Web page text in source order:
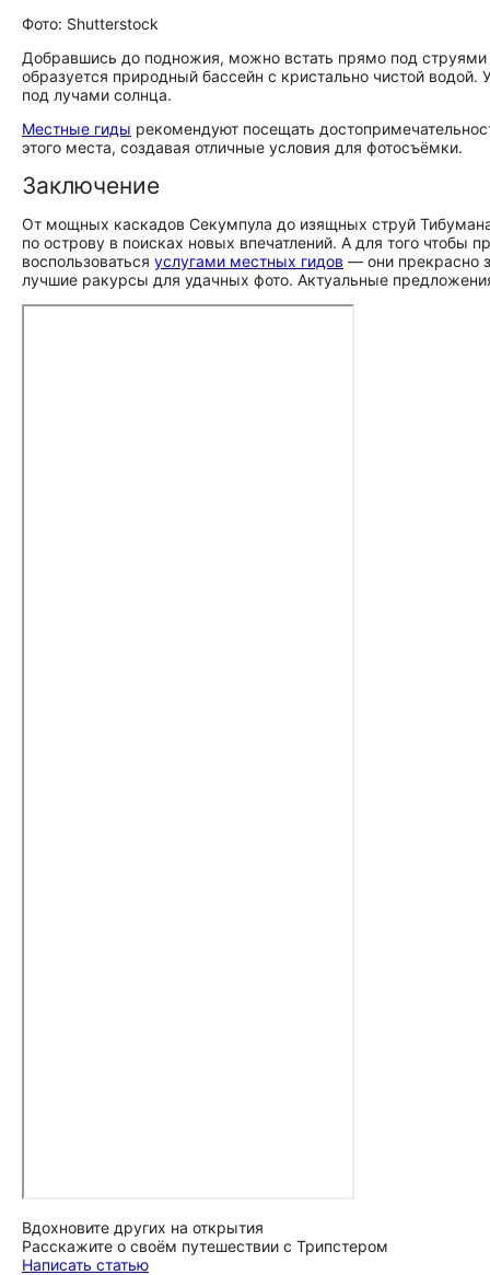
Фото: Shutterstock
Добравшись до подножия, можно встать прямо под
образуется природный бассейн с кристально чистой
под лучами солнца.
Местные гиды рекомендуют посещать
этого места, создавая отличные условия для фотосъёмки.
Заключение
От мощных каскадов Секумпула до изящных струй
по острову в поисках новых впечатлений. А для того
воспользоваться услугами местных гидов — они прекрасно
лучшие ракурсы для удачных фото. Актуальные
Вдохновите других на открытия
Расскажите о своём путешествии с Трипстером
Написать статью